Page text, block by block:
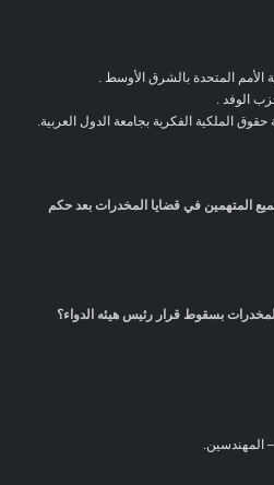
الأمم المتحدة بالشرق الأوسط .
الوفد .
الملكية الفكرية بجامعة الدول العربية.
المتهمين في قضايا المخدرات بعد حكم
بسقوط قرار رئيس هيئه الدواء؟